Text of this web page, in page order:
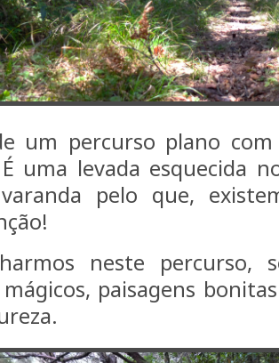
um percurso plano
uma levada esquecida
pelo que,
neste percurso,
paisagens